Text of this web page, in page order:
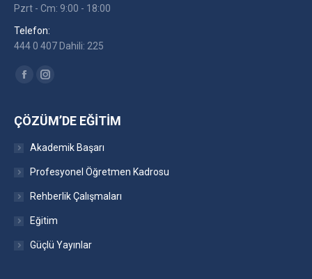
Pzrt - Cm: 9:00 - 18:00
Telefon:
444 0 407 Dahili: 225
Find us on:
FacebookInstagram
ÇÖZÜM’DE EĞITIM
Akademik Başarı
Profesyonel Öğretmen Kadrosu
Rehberlik Çalışmaları
Eğitim
Güçlü Yayınlar